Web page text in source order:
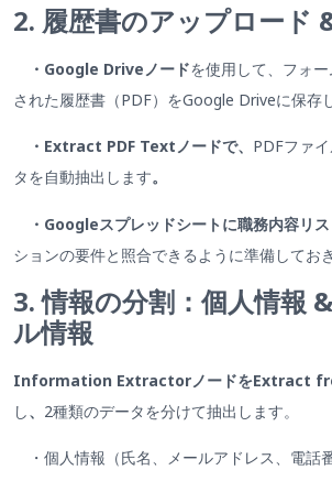
2. 履歴書のアップロード
・Google Driveノードを使用して、フォ
された履歴書（PDF）をGoogle Driveに保存
・Extract PDF Textノードで、 PDFファ
タを自動抽出します。
・Googleスプレッドシートに職務内容リス
ションの要件と照合できるように準備しておき
3. 情報の分割：個人情報
ル情報
Information ExtractorノードをExtract
し、 2種類のデータを分けて抽出します。
・個人情報（氏名、メールアドレス、電話番